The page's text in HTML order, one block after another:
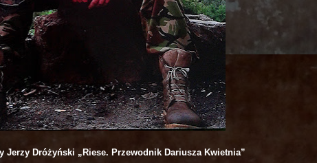
Jerzy Dróżyński „Riese. Przewodnik Dariusza Kwietnia”